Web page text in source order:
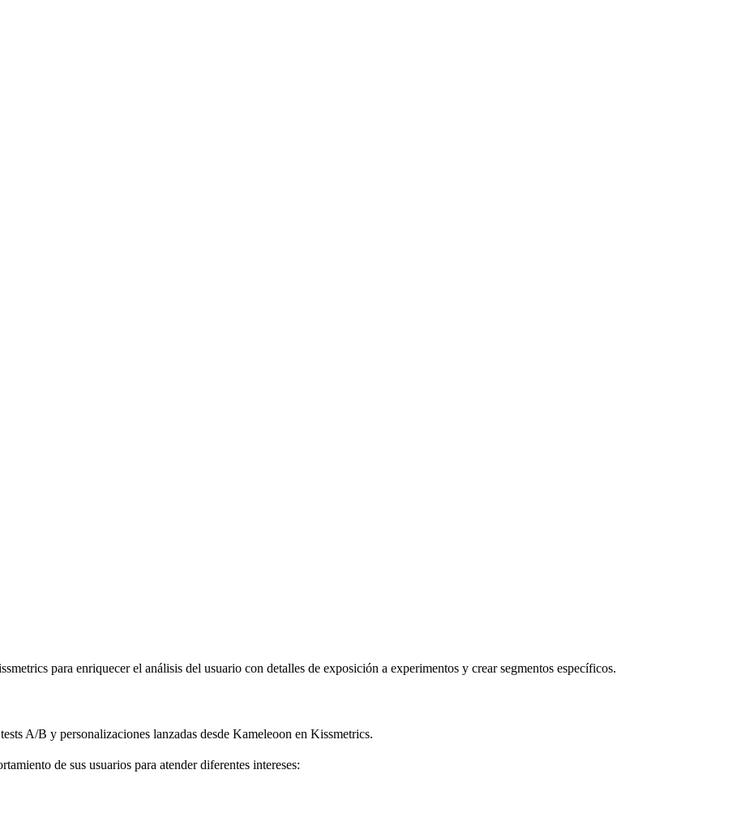
para enriquecer el análisis del usuario con detalles de exposición a experimentos y crear segmentos específicos.
A/B y personalizaciones lanzadas desde Kameleoon en Kissmetrics.
de sus usuarios para atender diferentes intereses: